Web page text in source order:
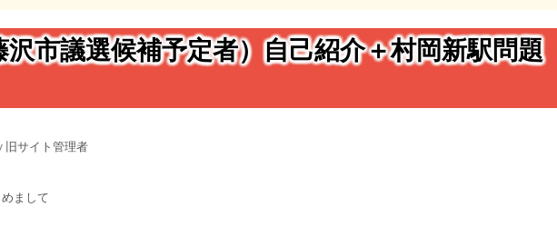
たかの経世済民イラスト集
市議選候補予定者）自己紹介＋村岡新駅問題
旧サイト管理者
まして